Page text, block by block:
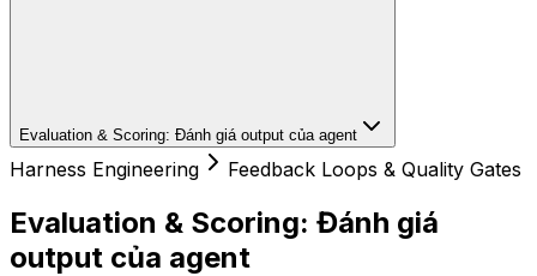
Evaluation & Scoring: Đánh giá output của agent
Harness Engineering Feedback Loops & Quality Gates
Evaluation & Scoring: Đánh giá
output của agent